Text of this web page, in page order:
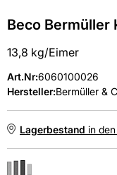
Beco Bermüller
13,8 kg/Eimer
Art.Nr:6060100026
Hersteller:Bermüller &
Lagerbestand in